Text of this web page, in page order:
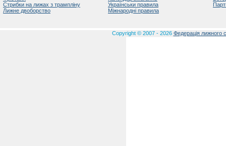
Стрибки на лижах з трампліну
Лижне двоборство
Українськи правила
Міжнародні правила
Copyright © 2007 - 2026 Федерація лижного